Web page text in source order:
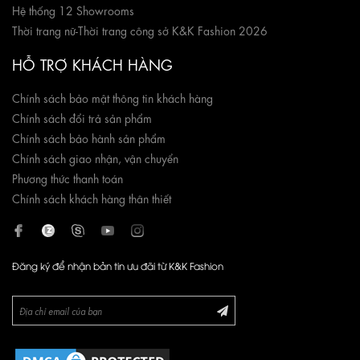
Hệ thống 12 Showrooms
Thời trang nữ-Thời trang công sở K&K Fashion 2026
HỖ TRỢ KHÁCH HÀNG
Chính sách bảo mật thông tin khách hàng
Chính sách đổi trả sản phẩm
Chính sách bảo hành sản phẩm
Chính sách giao nhận, vận chuyển
Phương thức thanh toán
Chính sách khách hàng thân thiết
Đăng ký để nhận bản tin ưu đãi từ K&K Fashion